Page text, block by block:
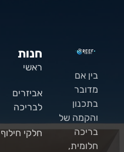
בין אם
מדובר
בתכנון
והקמה של
בריכה
חלומית,
חנות
ראשי
אביזרים
לבריכה
חלקי חילוף